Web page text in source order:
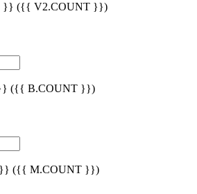
}} ({{ V2.COUNT }})
({{ B.COUNT }})
({{ M.COUNT }})